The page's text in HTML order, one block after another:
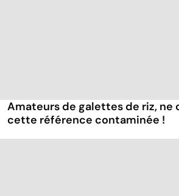
Amateurs de galettes de riz, ne
cette référence contaminée !